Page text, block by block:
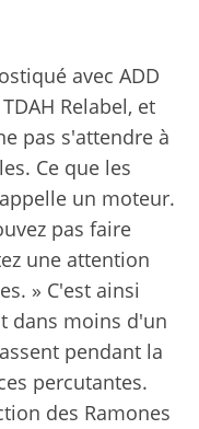
avec ADD
Relabel, et
pas s'attendre à
Ce que les
un moteur.
pas faire
une attention
» C'est ainsi
dans moins d'un
pendant la
percutantes.
des Ramones